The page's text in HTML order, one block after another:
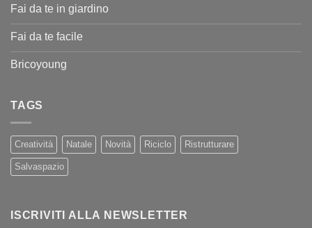
Fai da te in giardino
Fai da te facile
Bricoyoung
TAGS
Creatività Natale Novità Riciclo Ristrutturare
Salvaspazio
ISCRIVITI ALLA NEWSLETTER